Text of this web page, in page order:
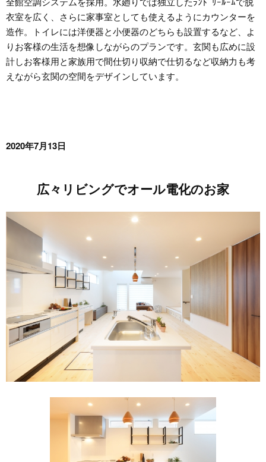
衣室を広く、さらに家事室としても使えるようにカウンターを
造作。トイレには洋便器と小便器のどちらも設置するなど、よ
りお客様の生活を想像しながらのプランです。玄関も広めに設
計しお客様用と家族用で間仕切り収納で仕切るなど収納力も考
えながら玄関の空間をデザインしています。
2020年7月13日
広々リビングでオール電化のお家